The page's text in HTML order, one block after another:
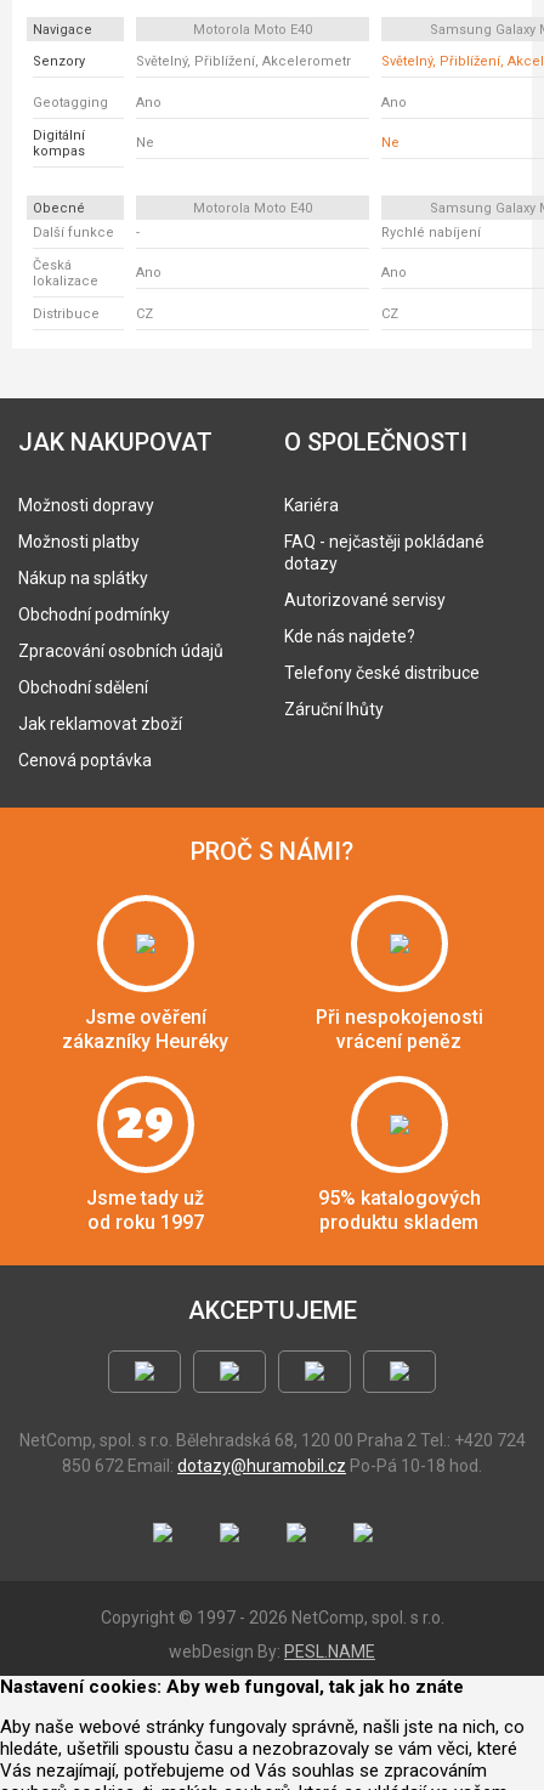
Navigace Motorola Moto E40
Samsung Galaxy
Senzory
Světelný, Přiblížení, Akcelerometr Světelný, Přiblížení,
Geotagging Ano Ano
Digitální
kompas
Ne Ne
Obecné Motorola Moto E40
Samsung Galaxy
Další funkce
- Rychlé nabíjení
Česká
lokalizace
Ano Ano
Distribuce CZ CZ
JAK NAKUPOVAT
Možnosti dopravy
Možnosti platby
Nákup na splátky
Obchodní podmínky
Zpracování osobních údajů
Obchodní sdělení
Jak reklamovat zboží
Cenová poptávka
O SPOLEČNOSTI
Kariéra
FAQ - nejčastěji pokládané
dotazy
Autorizované servisy
Kde nás najdete?
Telefony české distribuce
Záruční lhůty
PROČ S NÁMI?
Jsme ověření
zákazníky Heuréky
Při nespokojenosti
vrácení peněz
29
Jsme tady už
od roku 1997
95% katalogových
produktu skladem
AKCEPTUJEME
NetComp, spol. s r.o. Bělehradská 68, 120 00 Praha 2 Tel.: +420 724
850 672 Email: dotazy@huramobil.cz Po-Pá 10-18 hod.
Copyright © 1997 - 2026 NetComp, spol. s r.o.
webDesign By: PESL.NAME
Nastavení cookies: Aby web fungoval, tak jak ho znáte
Aby naše webové stránky fungovaly správně, našli jste na nich, co
hledáte, ušetřili spoustu času a nezobrazovaly se vám věci, které
Vás nezajímají, potřebujeme od Vás souhlas se zpracováním